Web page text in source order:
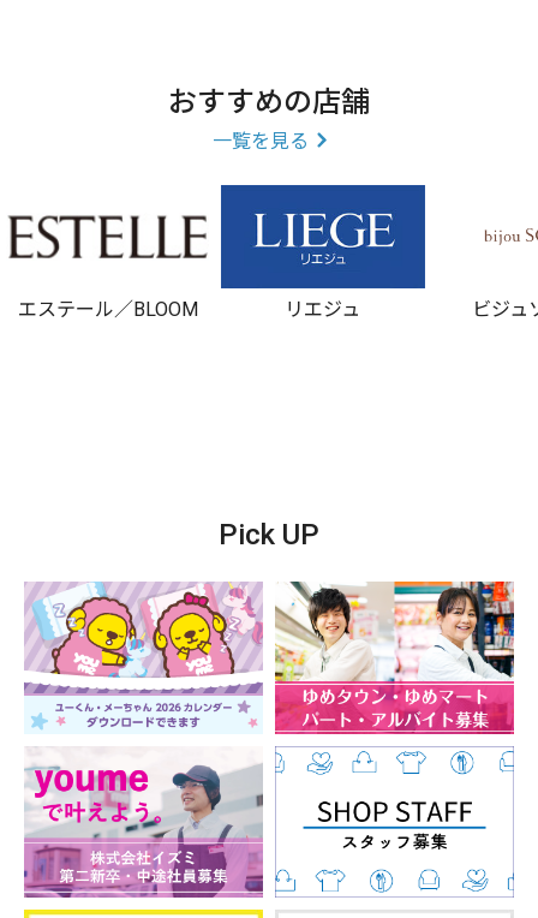
おすすめの店舗
一覧を見る
エステール／BLOOM リエジュ ビジュ
Pick UP